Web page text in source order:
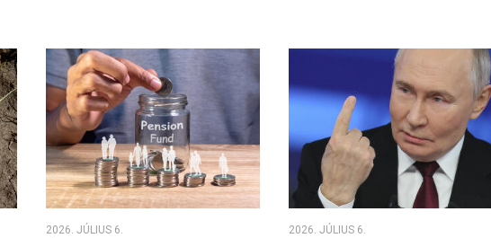
2026. JÚLIUS 6. 2026. JÚLIUS 6.